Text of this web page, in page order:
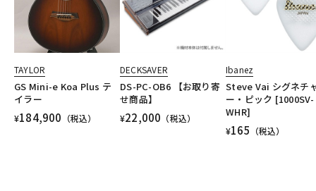
TAYLOR
GS Mini-e Koa Plus テ
イラー
¥184,900 （税込）
DECKSAVER
DS-PC-OB6 【お取り寄
せ商品】
¥22,000 （税込）
Ibanez
Steve Vai シグネチ
ー・ピック [1000SV-
WHR]
¥165 （税込）